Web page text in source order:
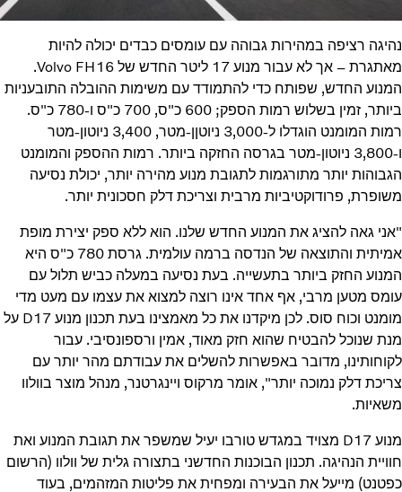
נהיגה רציפה במהירות גבוהה עם עומסים כבדים יכולה להיות
מאתגרת – אך לא עבור מנוע 17 ליטר החדש של Volvo FH16.
המנוע החדש, שפותח כדי להתמודד עם משימות ההובלה התובעניות
ביותר, זמין בשלוש רמות הספק; 600 כ"ס, 700 כ"ס ו-780 כ"ס.
רמות המומנט הוגדלו ל-3,000 ניוטןן-מטר, 3,400 ניוטון-מטר
ו-3,800 ניוטון-מטר בגרסה החזקה ביותר. רמות ההספק והמומנט
הגבוהות יותר מתורגמות לתגובת מנוע מהירה יותר, יכולת נסיעה
משופרת, פרודוקטיביות מרבית וצריכת דלק חסכונית יותר.
"אני גאה להציג את המנוע החדש שלנו. הוא ללא ספק יצירת מופת
אמיתית והתוצאה של הנדסה ברמה עולמית. גרסת 780 כ"ס היא
המנוע החזק ביותר בתעשייה. בעת נסיעה במעלה כביש תלול עם
עומס מטען מרבי, אף אחד אינו רוצה למצוא את עצמו עם מעט מדי
מומנט וכוח סוס. לכן מיקדנו את כל מאמצינו בעת תכנון מנוע D17 על
מנת שנוכל להבטיח שהוא חזק מאוד, אמין ורספונסיבי. עבור
לקוחותינו, מדובר באפשרות להשלים את עבודתם מהר יותר עם
צריכת דלק נמוכה יותר", אומר מרקוס ויינגרטנר, מנהל מוצר בוולוו
משאיות.
מנוע D17 מצויד במגדש טורבו יעיל שמשפר את תגובת המנוע ואת
חוויית הנהיגה. תכנון הבוכנות החדשני בתצורה גלית של וולוו (הרשום
כפטנט) מייעל את הבעירה ומפחית את פליטות המזהמים, בעוד